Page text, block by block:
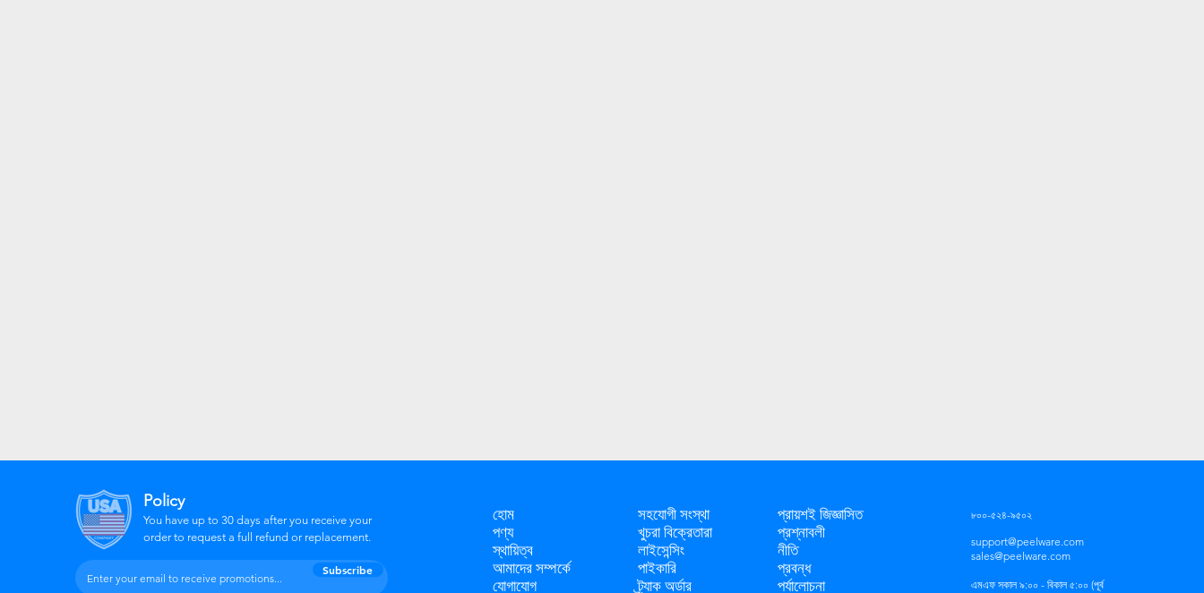
Policy
You have up to 30 days after you receive your
order to request a full refund or replacement.
Subscribe
হোম
পণ্য
স্থায়িত্ব
আমাদের সম্পর্কে
যোগাযোগ
সহযোগী সংস্থা
খুচরা বিক্রেতারা
লাইসেন্সিং
পাইকারি
ট্র্যাক অর্ডার
প্রায়শই জিজ্ঞাসিত
প্রশ্নাবলী
নীতি
প্রবন্ধ
পর্যালোচনা
৮০০-৫২৪-৯৫০২
support@peelware.com
sales@peelware.com
এমএফ সকাল ৯:০০ - বিকাল ৫:০০ (পূর্ব